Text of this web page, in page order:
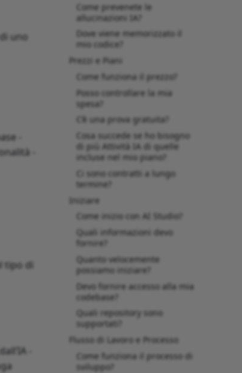
Come prevenete le
allucinazioni IA?
Dove viene memorizzato il
mio codice?
Prezzi e Piani
Come funziona il prezzo?
Posso controllare la mia
spesa?
C’è una prova gratuita?
Cosa succede se ho bisogno
di più Attività IA di quelle
incluse nel mio piano?
Ci sono contratti a lungo
termine?
Iniziare
Come inizio con AI Studio?
Quali informazioni devo
fornire?
Quanto velocemente
possiamo iniziare?
Devo fornire accesso alla mia
codebase?
Quali repository sono
supportati?
Flusso di Lavoro e Processo
Come funziona il processo di
sviluppo?
uno
-
-
tipo di
-